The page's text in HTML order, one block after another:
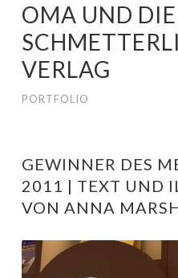
OMA UND
VERLAG
PORTFOLIO
GEWINNER DES
2011 | TEXT UND
VON ANNA